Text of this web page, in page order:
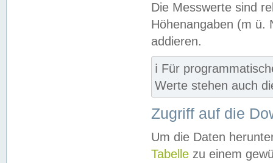
Die Messwerte sind
Höhenangaben (m ü.
addieren.
ℹ️ Für
Werte stehen auch
Zugriff auf die
Um die Daten
Tabelle zu einem